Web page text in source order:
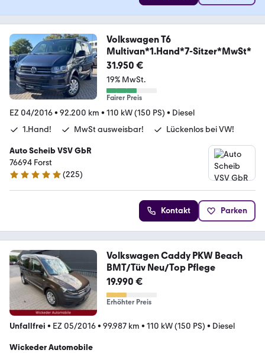
Volkswagen T6
Multivan*1.Hand*7-Sitzer*MwSt*
31.950 €
19% MwSt.
Fairer Preis
EZ 04/2016• 92.200 km • 110 kW (150 PS) • Diesel
1.Hand!
MwSt ausweisbar! Lückenlos bei VW!
Auto Scheib VSV GbR
76694 Forst
5 Sterne
(225)
Kontakt Parken
Volkswagen Caddy PKW Beach
BMT/Tüv Neu/Top Pflege
19.990 €
Erhöhter Preis
Unfallfrei • EZ 05/2016• 99.987 km • 110 kW (150 PS) • Diesel
Wickeder Automobile